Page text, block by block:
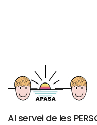
Al servei de les